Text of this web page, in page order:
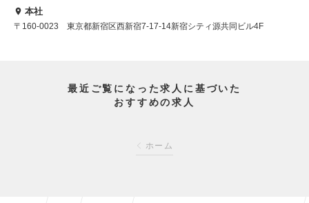
本社
〒160-0023 東京都新宿区西新宿7-17-14新宿シティ源共同ビル4F
最近ご覧になった求人に基づいた
おすすめの求人
ホーム